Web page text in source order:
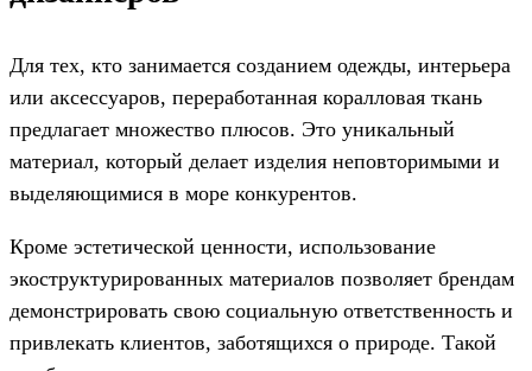
Для тех, кто занимается созданием одежды, интерьера
или аксессуаров, переработанная коралловая ткань
предлагает множество плюсов. Это уникальный
материал, который делает изделия неповторимыми и
выделяющимися в море конкурентов.
Кроме эстетической ценности, использование
экоструктурированных материалов позволяет брендам
демонстрировать свою социальную ответственность и
привлекать клиентов, заботящихся о природе. Такой